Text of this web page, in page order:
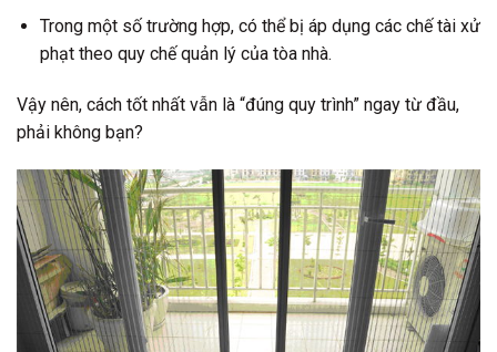
Trong một số trường hợp, có thể bị áp dụng các chế tài xử
phạt theo quy chế quản lý của tòa nhà.
Vậy nên, cách tốt nhất vẫn là “đúng quy trình” ngay từ đầu,
phải không bạn?